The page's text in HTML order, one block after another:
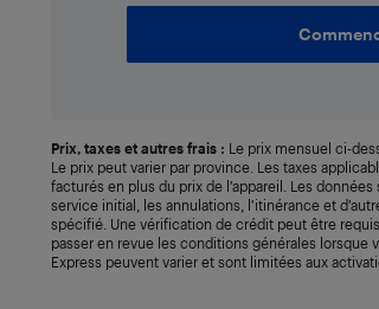
Prix, taxes et autres frais : Le prix mensuel ci-
Le prix peut varier par province. Les taxes
facturés en plus du prix de l’appareil. Les
service initial, les annulations, l’itinérance et
spécifié. Une vérification de crédit peut être
passer en revue les conditions générales lorsque
Express peuvent varier et sont limitées aux